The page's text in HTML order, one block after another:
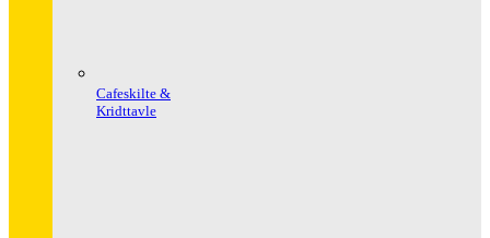
Cafeskilte &
Kridttavle